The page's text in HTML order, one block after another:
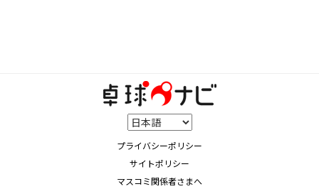
プライバシーポリシー
サイトポリシー
マスコミ関係者さまへ